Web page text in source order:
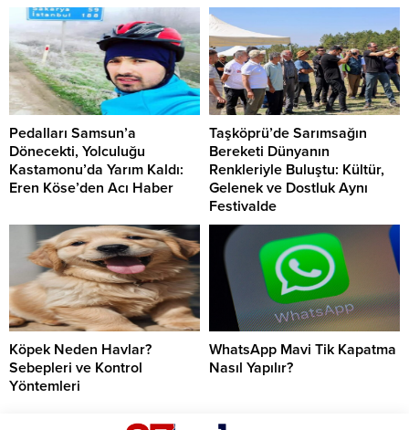
Pedalları Samsun’a
Dönecekti, Yolculuğu
Kastamonu’da Yarım Kaldı:
Eren Köse’den Acı Haber
Taşköprü’de Sarımsağın
Bereketi Dünyanın
Renkleriyle Buluştu: Kültür,
Gelenek ve Dostluk Aynı
Festivalde
Köpek Neden Havlar?
Sebepleri ve Kontrol
Yöntemleri
WhatsApp Mavi Tik Kapatma
Nasıl Yapılır?